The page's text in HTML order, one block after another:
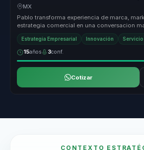
empresas.
MX
Pablo transforma experiencia de marca,
estrategia comercial en una conversacion
empresas que qu...
Estrategia Empresarial Innovación Servicio
15años 3conf.
Cotizar
CONTEXTO